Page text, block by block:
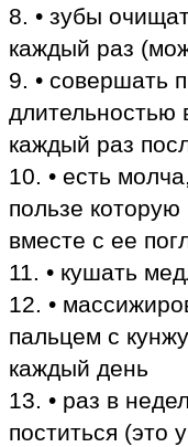
8. • зубы
каждый раз
9. • совершать
длительностью
каждый раз
10. • есть
пользе
вместе с ее
11. • кушать
12. •
пальцем с
каждый день
13. • раз в
поститься (это